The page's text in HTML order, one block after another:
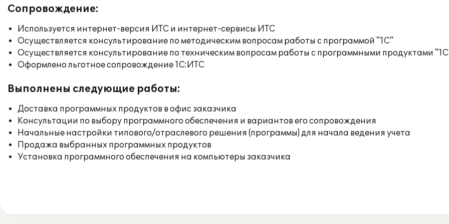
Сопровождение:
Используется интернет-версия ИТС и интернет-сервисы ИТС
Осуществляется консультирование по методическим вопросам работы с программой "1С"
Осуществляется консультирование по техническим вопросам работы с программными продуктами
Оформлено льготное сопровождение 1С:ИТС
Выполнены следующие работы:
Доставка программных продуктов в офис заказчика
Консультации по выбору программного обеспечения и вариантов его сопровождения
Начальные настройки типового/отраслевого решения (программы) для начала ведения учета
Продажа выбранных программных продуктов
Установка программного обеспечения на компьютеры заказчика